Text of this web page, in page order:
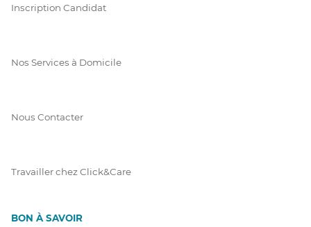
Inscription Candidat
Nos Services à Domicile
Nous Contacter
Travailler chez Click&Care
BON À SAVOIR